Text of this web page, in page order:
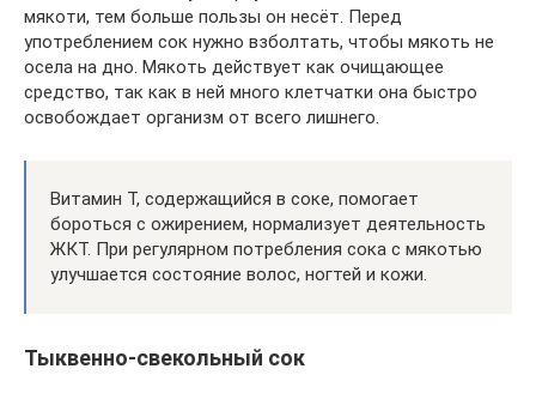
мякоти, тем больше пользы он несёт. Перед
употреблением сок нужно взболтать, чтобы мякоть не
осела на дно. Мякоть действует как очищающее
средство, так как в ней много клетчатки она быстро
освобождает организм от всего лишнего.
Витамин Т, содержащийся в соке, помогает
бороться с ожирением, нормализует деятельность
ЖКТ. При регулярном потребления сока с мякотью
улучшается состояние волос, ногтей и кожи.
Тыквенно-свекольный сок